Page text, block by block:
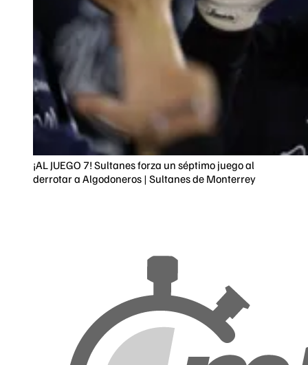
¡AL JUEGO 7! Sultanes forza un séptimo juego al
derrotar a Algodoneros | Sultanes de Monterrey